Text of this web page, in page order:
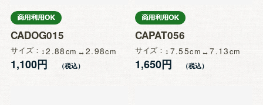
CADOG015
サイズ 2.88 2.98
1,100円
CAPAT056
サイズ 7.55 7.13
1,650円